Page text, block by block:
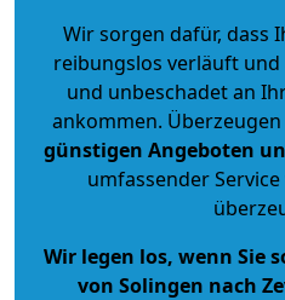
Wir sorgen dafür, dass
reibungslos verläuft und
und unbeschadet an
ankommen.
günstigen Angeboten
umfassender
Wir legen los, wenn Sie
von Solingen nach